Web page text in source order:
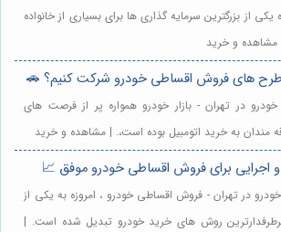
یکی از بزرگترین سرمایه گذاری ها برای بسیاری از خانواده
و خرید
طرح های فروش اقساطی خودرو شرکت کنیم؟ 🚗
در تهران - بازار خودرو همواره پر از فرصت های
مندان به خرید اتومبیل بوده است،. | مشاهده و خرید
اجرایی برای فروش اقساطی خودرو موفق 📈
در تهران - فروش اقساطی خودرو ، امروزه به یکی از
روش های خرید خودرو تبدیل شده است. |